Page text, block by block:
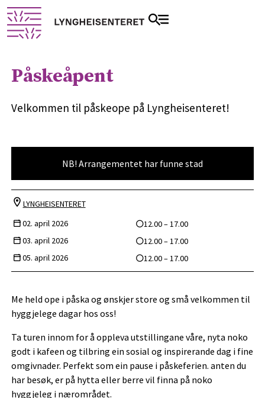
Påskeåpent
Velkommen til påskeope på Lyngheisenteret!
NB! Arrangementet har funne stad
LYNGHEISENTERET
02. april 2026
12.00 – 17.00
03. april 2026
12.00 – 17.00
05. april 2026
12.00 – 17.00
Me held ope i påska og ønskjer store og små velkommen til
hyggjelege dagar hos oss!
Ta turen innom for å oppleva utstillingane våre, nyta noko
godt i kafeen og tilbring ein sosial og inspirerande dag i fine
omgivnader. Perfekt som ein pause i påskeferien. anten du
har besøk, er på hytta eller berre vil finna på noko
hyggjeleg i nærområdet.